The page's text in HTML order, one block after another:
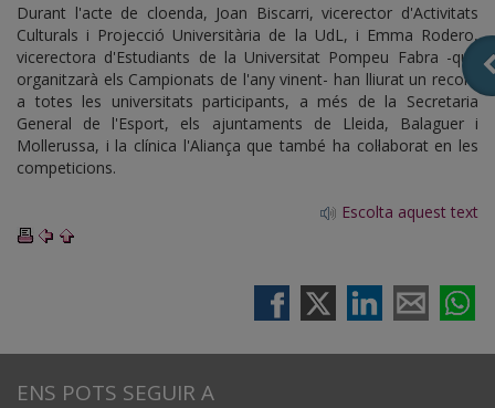
Durant l'acte de cloenda, Joan Biscarri, vicerector d'Activitats
Culturals i Projecció Universitària de la UdL, i Emma Rodero,
vicerectora d'Estudiants de la Universitat Pompeu Fabra -que
organitzarà els Campionats de l'any vinent- han lliurat un record
a totes les universitats participants, a més de la Secretaria
General de l'Esport, els ajuntaments de Lleida, Balaguer i
Mollerussa, i la clínica l'Aliança que també ha col·laborat en les
competicions.
Escolta aquest text
ENS POTS SEGUIR A